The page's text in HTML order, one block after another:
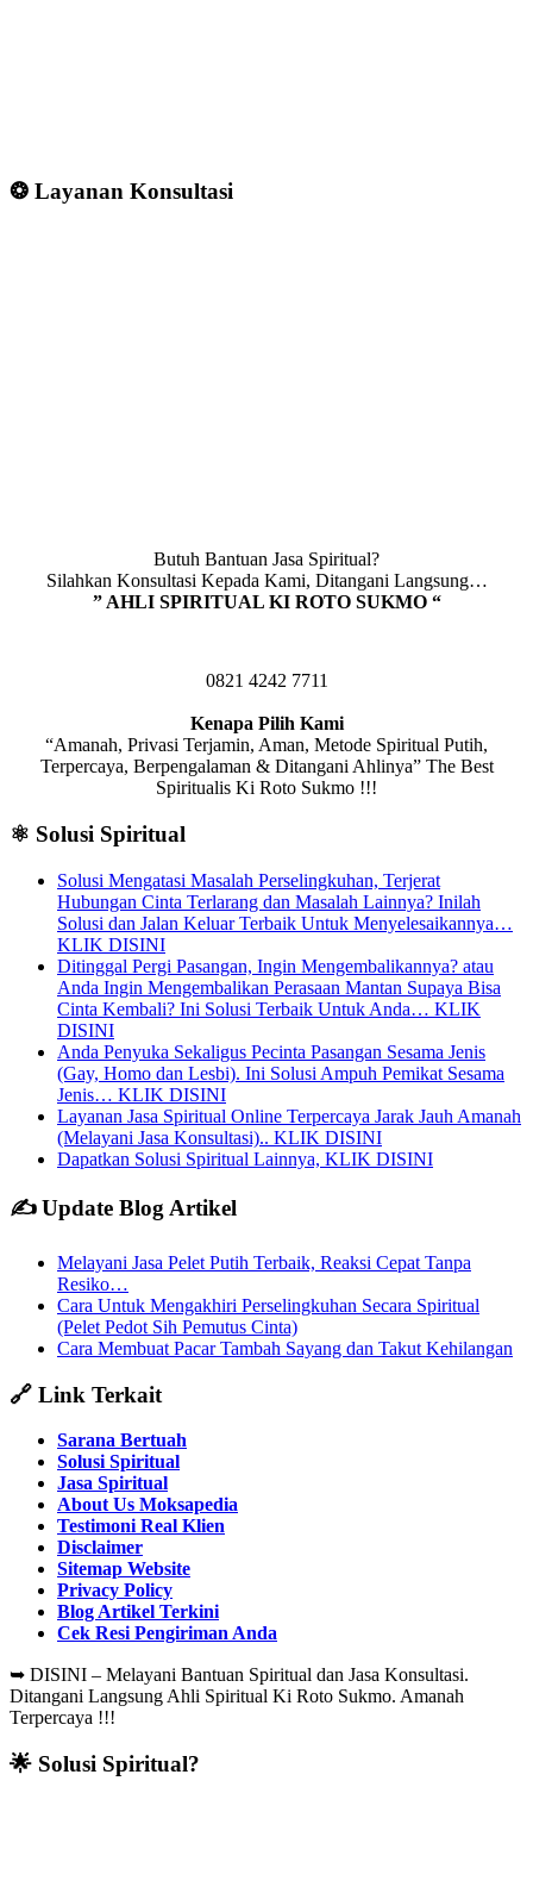
❂ Layanan Konsultasi
Butuh Bantuan Jasa Spiritual?
Silahkan Konsultasi Kepada Kami, Ditangani Langsung…
” AHLI SPIRITUAL KI ROTO SUKMO “
0821 4242 7711
Kenapa Pilih Kami
“Amanah, Privasi Terjamin, Aman, Metode Spiritual Putih,
Terpercaya, Berpengalaman & Ditangani Ahlinya” The Best
Spiritualis Ki Roto Sukmo !!!
⚛️ Solusi Spiritual
Solusi Mengatasi Masalah Perselingkuhan, Terjerat
Hubungan Cinta Terlarang dan Masalah Lainnya? Inilah
Solusi dan Jalan Keluar Terbaik Untuk Menyelesaikannya…
KLIK DISINI
Ditinggal Pergi Pasangan, Ingin Mengembalikannya? atau
Anda Ingin Mengembalikan Perasaan Mantan Supaya Bisa
Cinta Kembali? Ini Solusi Terbaik Untuk Anda… KLIK
DISINI
Anda Penyuka Sekaligus Pecinta Pasangan Sesama Jenis
(Gay, Homo dan Lesbi). Ini Solusi Ampuh Pemikat Sesama
Jenis… KLIK DISINI
Layanan Jasa Spiritual Online Terpercaya Jarak Jauh Amanah
(Melayani Jasa Konsultasi).. KLIK DISINI
Dapatkan Solusi Spiritual Lainnya, KLIK DISINI
✍️ Update Blog Artikel
Melayani Jasa Pelet Putih Terbaik, Reaksi Cepat Tanpa
Resiko…
Cara Untuk Mengakhiri Perselingkuhan Secara Spiritual
(Pelet Pedot Sih Pemutus Cinta)
Cara Membuat Pacar Tambah Sayang dan Takut Kehilangan
🔗 Link Terkait
Sarana Bertuah
Solusi Spiritual
Jasa Spiritual
About Us Moksapedia
Testimoni Real Klien
Disclaimer
Sitemap Website
Privacy Policy
Blog Artikel Terkini
Cek Resi Pengiriman Anda
➥ DISINI – Melayani Bantuan Spiritual dan Jasa Konsultasi.
Ditangani Langsung Ahli Spiritual Ki Roto Sukmo. Amanah
Terpercaya !!!
🌟 Solusi Spiritual?